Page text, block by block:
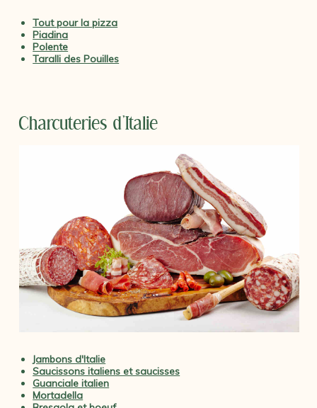
Tout pour la pizza
Piadina
Polente
Taralli des Pouilles
Charcuteries d'Italie
Jambons d'Italie
Saucissons italiens et saucisses
Guanciale italien
Mortadella